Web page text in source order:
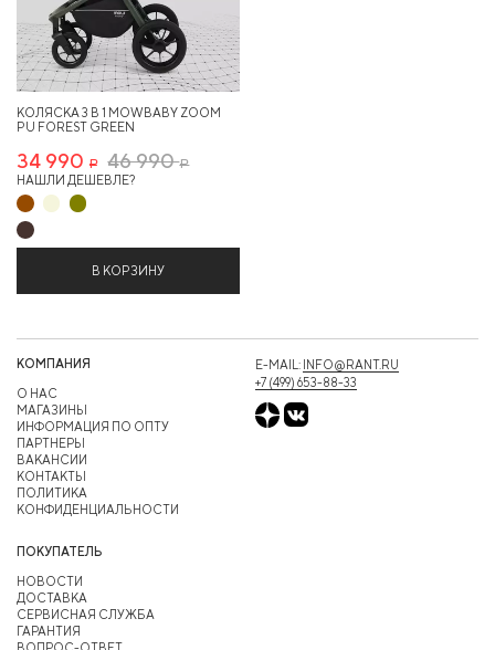
КОЛЯСКА 3 В 1 MOWBABY ZOOM
PU FOREST GREEN
34 990 Р 46 990Р
НАШЛИ ДЕШЕВЛЕ?
В КОРЗИНУ
КОМПАНИЯ
О НАС
МАГАЗИНЫ
ИНФОРМАЦИЯ ПО ОПТУ
ПАРТНЕРЫ
ВАКАНСИИ
КОНТАКТЫ
ПОЛИТИКА
КОНФИДЕНЦИАЛЬНОСТИ
ПОКУПАТЕЛЬ
НОВОСТИ
ДОСТАВКА
СЕРВИСНАЯ СЛУЖБА
ГАРАНТИЯ
E-MAIL: INFO@RANT.RU
+7 (499) 653-88-33